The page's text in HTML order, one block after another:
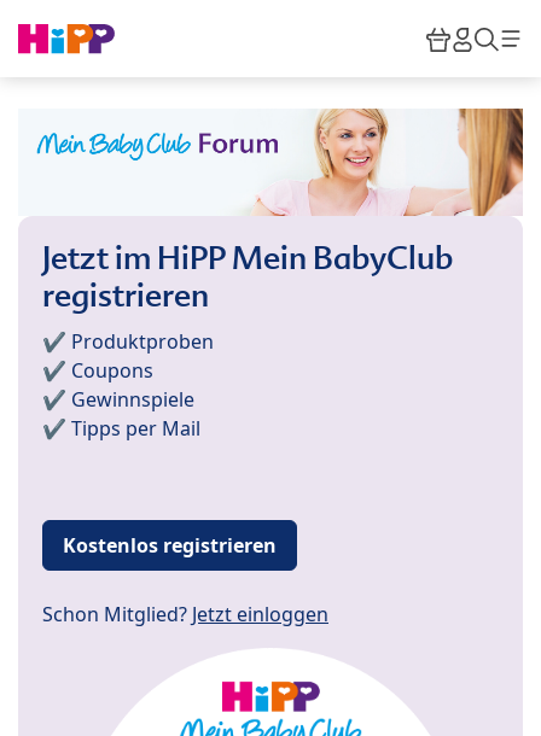
HiPP
Jetzt im HiPP Mein BabyClub
registrieren
✔️ Produktproben
✔️ Coupons
✔️ Gewinnspiele
✔️ Tipps per Mail
Kostenlos registrieren
Schon Mitglied? Jetzt einloggen